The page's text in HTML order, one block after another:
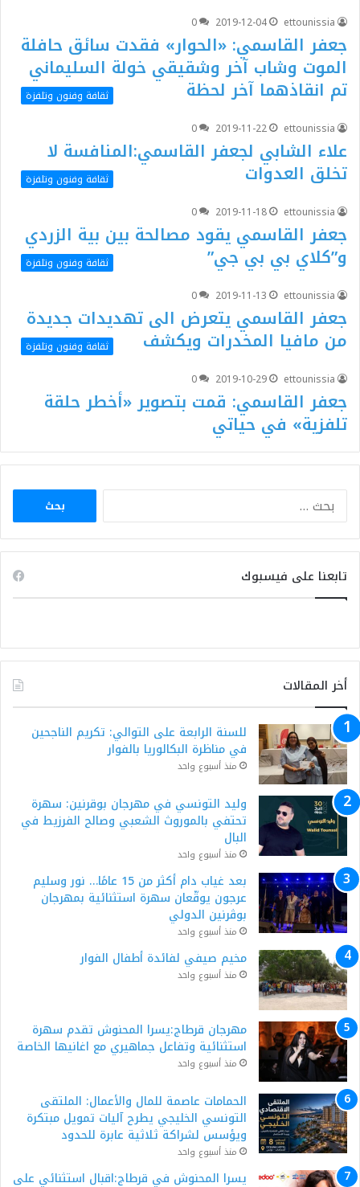
ettounissia
2019-12-04
0
جعفر القاسمي: «الحوار» فقدت سائق حافلة
الموت وشاب آخر وشقيقي خولة السليماني
تم انقاذهما آخر لحظة
ثقافة وفنون وتلفزة
ettounissia
2019-11-22
0
علاء الشابي لجعفر القاسمي:المنافسة لا
تخلق العدوات
ثقافة وفنون وتلفزة
ettounissia
2019-11-18
0
جعفر القاسمي يقود مصالحة بين بية الزردي
و”كلاي بي بي جي”
ثقافة وفنون وتلفزة
ettounissia
2019-11-13
0
جعفر القاسمي يتعرض الى تهديدات جديدة
من مافيا المخدرات ويكشف
ثقافة وفنون وتلفزة
ettounissia
2019-10-29
0
جعفر القاسمي: قمت بتصوير «أخطر حلقة
تلفزية» في حياتي
البحث
تابعنا على فيسبوك
أخر المقالات
للسنة الرابعة على التوالي: تكريم الناجحين
في مناظرة البكالوريا بالفوار
منذ أسبوع واحد
وليد التونسي في مهرجان بوقرنين: سهرة
تحتفي بالموروث الشعبي وصالح الفرزيط في
البال
منذ أسبوع واحد
بعد غياب دام أكثر من 15 عامًا… نور وسليم
عرجون يوقّعان سهرة استثنائية بمهرجان
بوڨرنين الدولي
منذ أسبوع واحد
مخيم صيفي لفائدة أطفال الفوار
منذ أسبوع واحد
مهرجان قرطاج:يسرا المحنوش تقدم سهرة
استثنائية وتفاعل جماهيري مع اغانيها الخاصة
منذ أسبوع واحد
الحمامات عاصمة للمال والأعمال: الملتقى
التونسي الخليجي يطرح آليات تمويل مبتكرة
ويؤسس لشراكة ثلاثية عابرة للحدود
منذ أسبوع واحد
يسرا المحنوش في قرطاج:اقبال استثنائي على